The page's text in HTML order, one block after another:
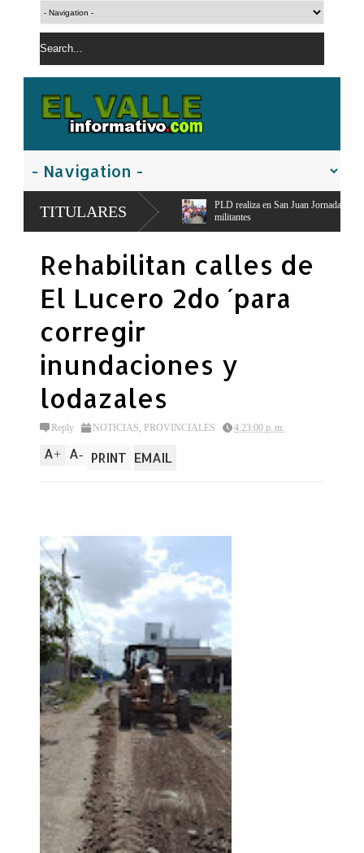
TITULARESPLD realiza en San Juan Jornada de Esfuerzo Concentrado,moviliza
militantes
Rehabilitan calles de
El Lucero 2do ´para
corregir
inundaciones y
lodazales
Reply NOTICIAS, PROVINCIALES 4:23:00 p. m.
A+ A- PRINT EMAIL